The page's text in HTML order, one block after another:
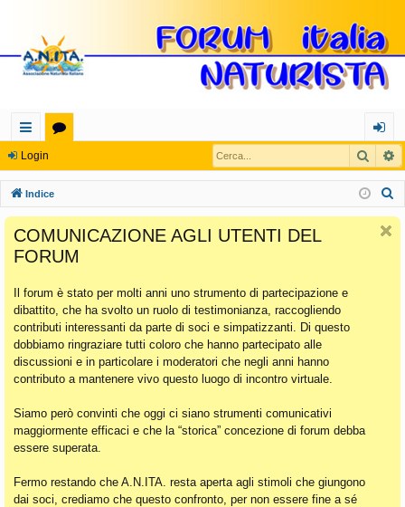
oll
eg
a
m
en
ti
Ra
pi
di
u
m
og
in
Login Cerca
Indice
COMUNICAZIONE AGLI UTENTI DEL
FORUM
Il forum è stato per molti anni uno strumento di partecipazione e
dibattito, che ha svolto un ruolo di testimonianza, raccogliendo
contributi interessanti da parte di soci e simpatizzanti. Di questo
dobbiamo ringraziare tutti coloro che hanno partecipato alle
discussioni e in particolare i moderatori che negli anni hanno
contributo a mantenere vivo questo luogo di incontro virtuale.
Siamo però convinti che oggi ci siano strumenti comunicativi
maggiormente efficaci e che la “storica” concezione di forum debba
essere superata.
Fermo restando che A.N.ITA. resta aperta agli stimoli che giungono
dai soci, crediamo che questo confronto, per non essere fine a sé